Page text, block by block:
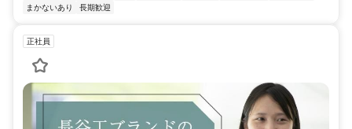
まかないあり
長期歓迎
正社員